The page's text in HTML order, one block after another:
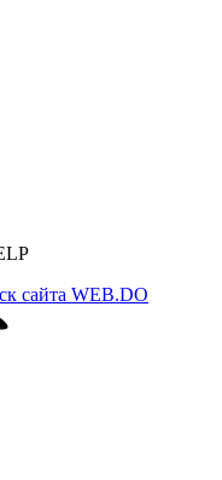
сайта WEB.DO